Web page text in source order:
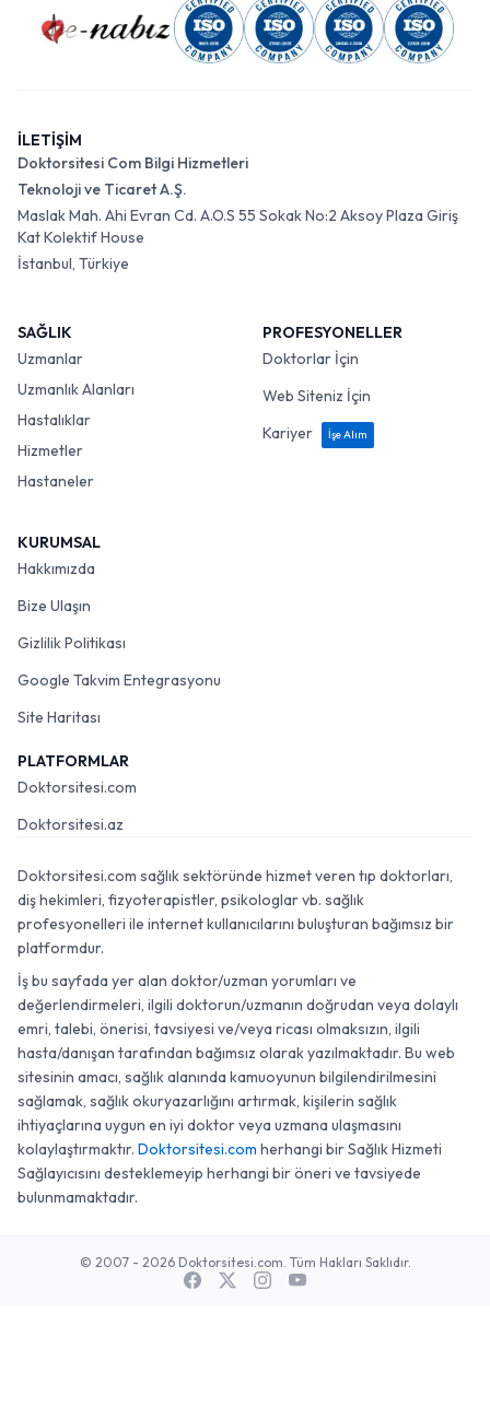
İLETİŞİM
Doktorsitesi Com Bilgi Hizmetleri
Teknoloji ve Ticaret A.Ş.
Maslak Mah. Ahi Evran Cd. A.O.S 55 Sokak No:2 Aksoy Plaza Giriş
Kat Kolektif House
İstanbul, Türkiye
SAĞLIK
Uzmanlar
Uzmanlık Alanları
Hastalıklar
Hizmetler
Hastaneler
PROFESYONELLER
Doktorlar İçin
Web Siteniz İçin
Kariyer
İşe Alım
KURUMSAL
Hakkımızda
Bize Ulaşın
Gizlilik Politikası
Google Takvim Entegrasyonu
Site Haritası
PLATFORMLAR
Doktorsitesi.com
Doktorsitesi.az
Doktorsitesi.com sağlık sektöründe hizmet veren tıp doktorları,
diş hekimleri, fizyoterapistler, psikologlar vb. sağlık
profesyonelleri ile internet kullanıcılarını buluşturan bağımsız bir
platformdur.
İş bu sayfada yer alan doktor/uzman yorumları ve
değerlendirmeleri, ilgili doktorun/uzmanın doğrudan veya dolaylı
emri, talebi, önerisi, tavsiyesi ve/veya ricası olmaksızın, ilgili
hasta/danışan tarafından bağımsız olarak yazılmaktadır. Bu web
sitesinin amacı, sağlık alanında kamuoyunun bilgilendirilmesini
sağlamak, sağlık okuryazarlığını artırmak, kişilerin sağlık
ihtiyaçlarına uygun en iyi doktor veya uzmana ulaşmasını
kolaylaştırmaktır. Doktorsitesi.com herhangi bir Sağlık Hizmeti
Sağlayıcısını desteklemeyip herhangi bir öneri ve tavsiyede
bulunmamaktadır.
© 2007 - 2026 Doktorsitesi.com. Tüm Hakları Saklıdır.